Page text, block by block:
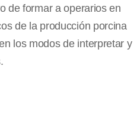
de formar a operarios en
de la producción porcina
los modos de interpretar y